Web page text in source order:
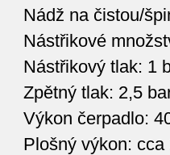
Nádž na čistou/
Nástřikové
Nástřikový tlak: 1
Zpětný tlak: 2,5
Výkon čerpadlo:
Plošný výkon: cca